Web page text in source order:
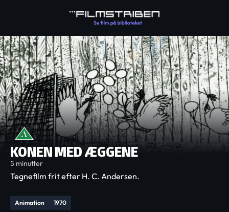
KONEN MED ÆGGENE
5 minutter
Animation 1970
Tegnefilm frit efter H. C. Andersen.